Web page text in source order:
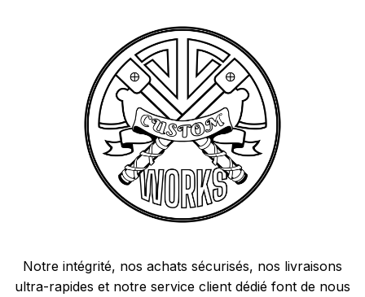
Notre intégrité, nos achats sécurisés, nos livraisons
ultra-rapides et notre service client dédié font de nous